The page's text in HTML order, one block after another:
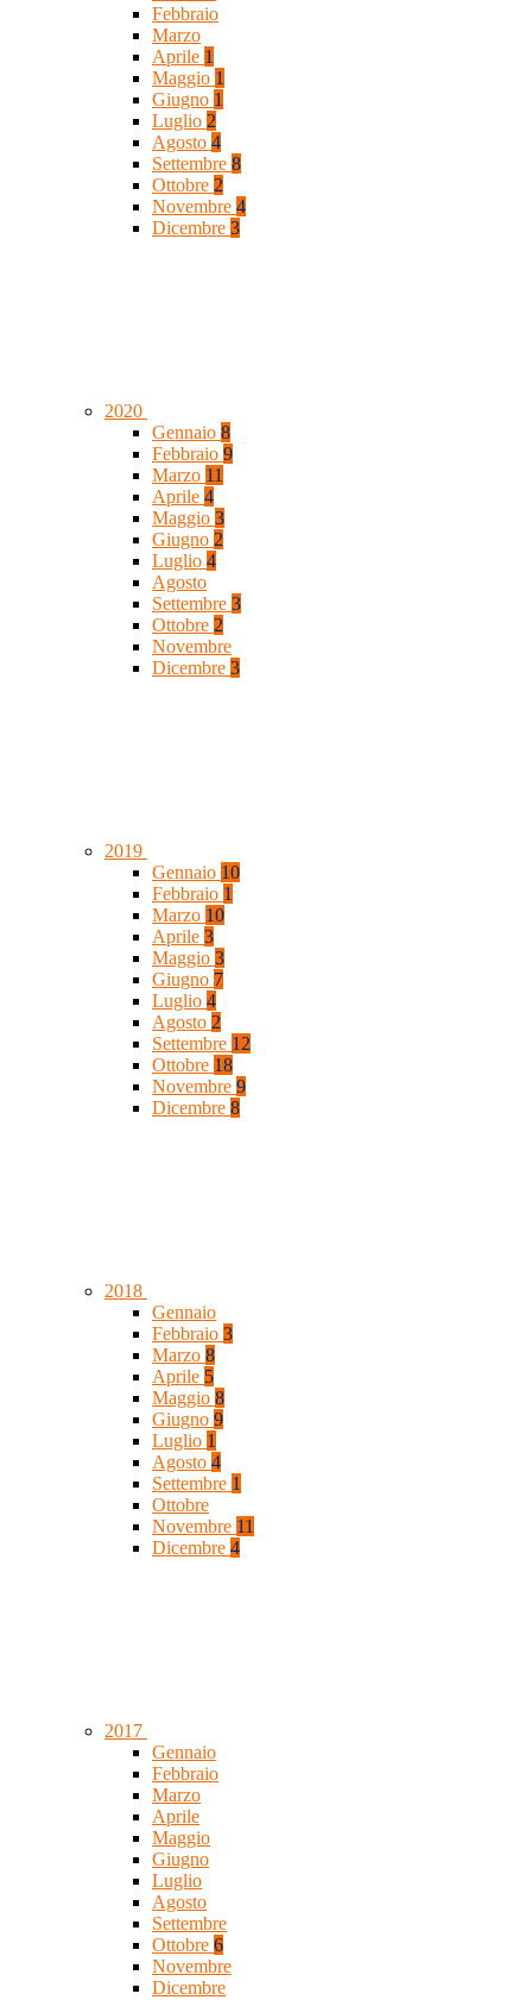
Febbraio
Marzo
Aprile 1
Maggio 1
Giugno 1
Luglio 2
Agosto 4
Settembre 8
Ottobre 2
Novembre 4
Dicembre 3
2020
Gennaio 8
Febbraio 9
Marzo 11
Aprile 4
Maggio 3
Giugno 2
Luglio 4
Agosto
Settembre 3
Ottobre 2
Novembre
Dicembre 3
2019
Gennaio 10
Febbraio 1
Marzo 10
Aprile 3
Maggio 3
Giugno 7
Luglio 4
Agosto 2
Settembre 12
Ottobre 18
Novembre 9
Dicembre 8
2018
Gennaio
Febbraio 3
Marzo 8
Aprile 5
Maggio 8
Giugno 9
Luglio 1
Agosto 4
Settembre 1
Ottobre
Novembre 11
Dicembre 4
2017
Gennaio
Febbraio
Marzo
Aprile
Maggio
Giugno
Luglio
Agosto
Settembre
Ottobre 6
Novembre
Dicembre